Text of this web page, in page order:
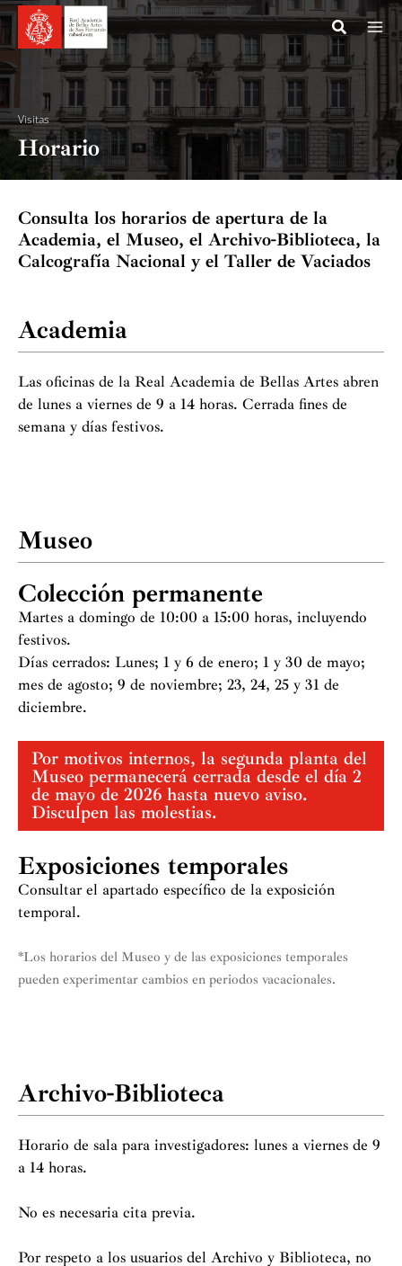
Ir
al
contenido
Visitas
Horario
Consulta los horarios de apertura de la
Academia, el Museo, el Archivo-Biblioteca, la
Calcografía Nacional y el Taller de Vaciados
Academia
Las oficinas de la Real Academia de Bellas Artes abren
de lunes a viernes de 9 a 14 horas. Cerrada fines de
semana y días festivos.
Museo
Colección permanente
Martes a domingo de 10:00 a 15:00 horas, incluyendo
festivos.
Días cerrados: Lunes; 1 y 6 de enero; 1 y 30 de mayo;
mes de agosto; 9 de noviembre; 23, 24, 25 y 31 de
diciembre.
Por motivos internos, la segunda planta del
Museo permanecerá cerrada desde el día 2
de mayo de 2026 hasta nuevo aviso.
Disculpen las molestias.
Exposiciones temporales
Consultar el apartado específico de la exposición
temporal.
*Los horarios del Museo y de las exposiciones temporales
pueden experimentar cambios en periodos vacacionales.
Archivo-Biblioteca
Horario de sala para investigadores: lunes a viernes de 9
a 14 horas.
No es necesaria cita previa.
Por respeto a los usuarios del Archivo y Biblioteca, no